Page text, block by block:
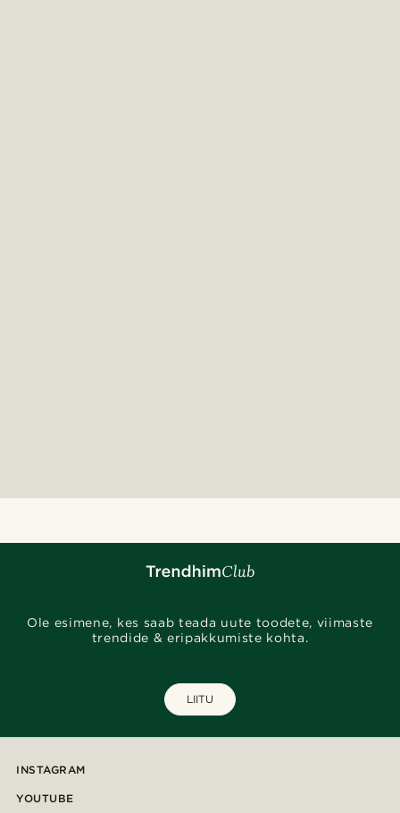
Ole esimene, kes saab teada uute toodete, viimaste
trendide & eripakkumiste kohta.
LIITU
INSTAGRAM
YOUTUBE